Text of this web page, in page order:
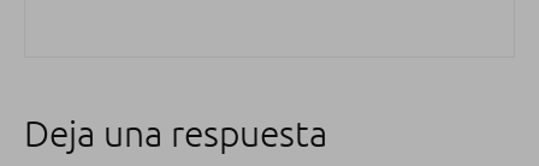
Deja una respuesta